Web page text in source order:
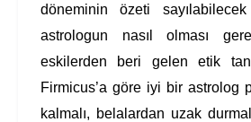
döneminin özeti
astrologun nasıl olması
eskilerden beri gelen etik
Firmicus’a göre iyi bir astrolog
kalmalı, belalardan uzak